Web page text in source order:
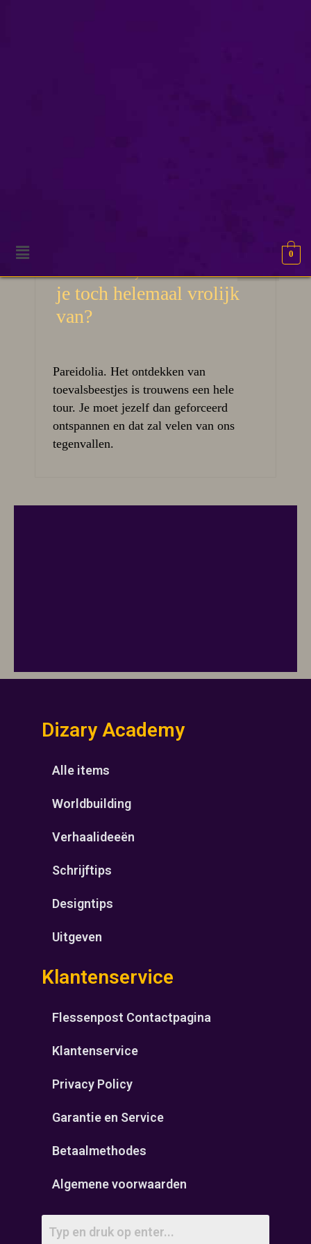
0
Pareidolia, daar wordt
je toch helemaal vrolijk
van?
Pareidolia. Het ontdekken van
toevalsbeestjes is trouwens een hele
tour. Je moet jezelf dan geforceerd
ontspannen en dat zal velen van ons
tegenvallen.
Dizary Academy
Alle items
Worldbuilding
Verhaalideeën
Schrijftips
Designtips
Uitgeven
Klantenservice
Flessenpost Contactpagina
Klantenservice
Privacy Policy
Garantie en Service
Betaalmethodes
Algemene voorwaarden